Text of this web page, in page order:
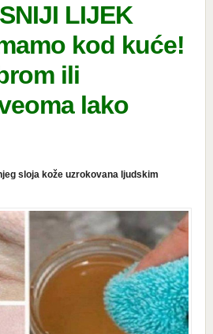
LIJEK
kod kuće!
ili
lako
sloja kože uzrokovana ljudskim